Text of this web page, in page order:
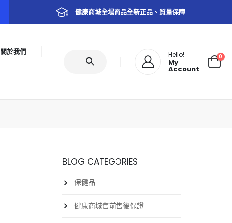
健康商城全場商品全新正品、質量保障
關於我們 Hello!
My
Account
0
BLOG CATEGORIES
保健品
健康商城售前售後保證